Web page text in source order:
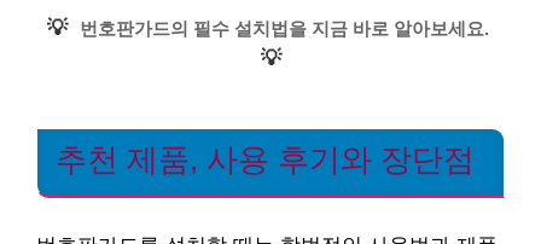
💡 번호판가드의 필수 설치법을 지금 바로 알아보세요.
💡
추천 제품, 사용 후기와 장단점